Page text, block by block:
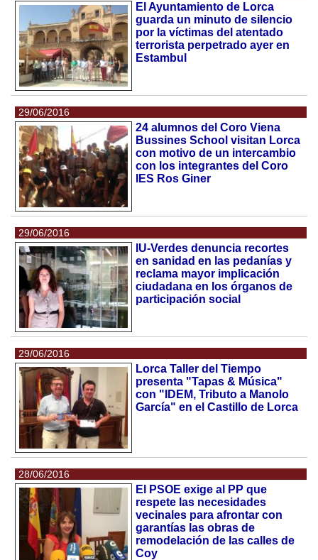
El Ayuntamiento de Lorca
guarda un minuto de silencio
por la víctimas del atentado
terrorista perpetrado ayer en
Estambul
29/06/2016
24 alumnos del Coro Viena
Bussines School visitan Lorca
con motivo de un intercambio
con los integrantes del Coro
IES Ros Giner
29/06/2016
IU-Verdes denuncia recortes
en sanidad en las pedanías y
reclama mayor implicación
ciudadana en los órganos de
participación social
29/06/2016
Lorca Taller del Tiempo
presenta "Tapas & Música"
con "IDEM, Tributo a Manolo
García" en el Castillo de Lorca
28/06/2016
El PSOE exige al PP que
respete las necesidades
vecinales para afrontar con
garantías las obras de
remodelación de las calles de
Coy